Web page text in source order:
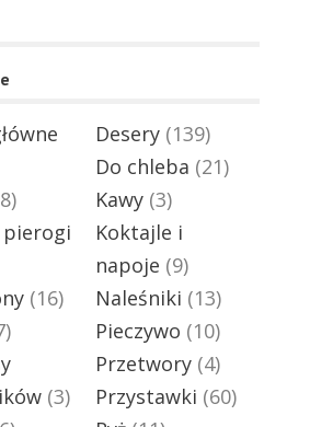
Desery (139)
Do chleba (21)
Kawy (3)
pierogi
Koktajle i
napoje (9)
(16) Naleśniki (13)
Pieczywo (10)
(3)
Przetwory (4)
Przystawki (60)